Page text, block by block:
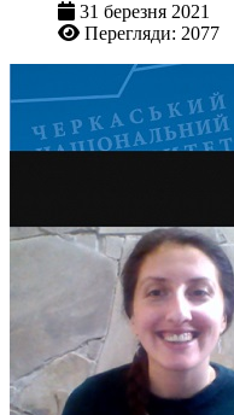
31 березня 2021
Перегляди: 2077